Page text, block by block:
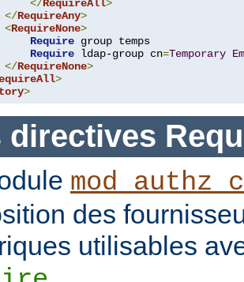
</RequireAll>
</RequireAny>
<RequireNone>
Require group temps
Require ldap-group cn=Temporary
</RequireNone>
>
>
directives
des
utilisables